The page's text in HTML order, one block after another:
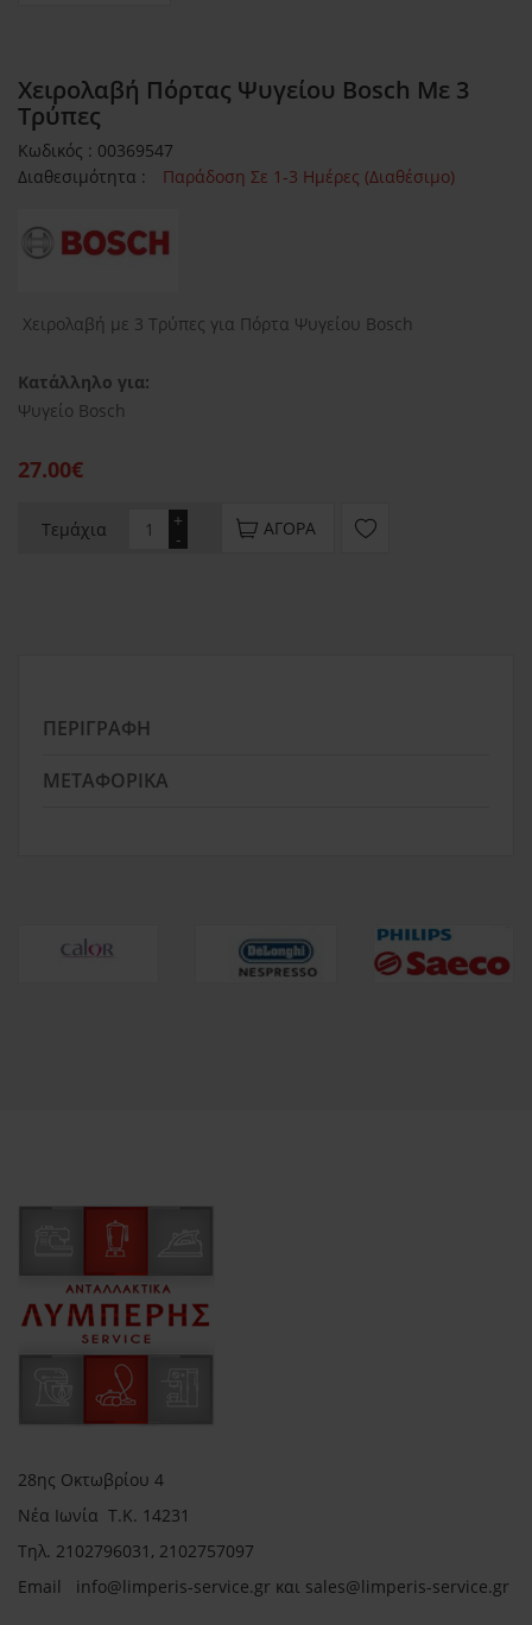
Χειρολαβή Πόρτας Ψυγείου Bosch Με 3
Τρύπες
Κωδικός : 00369547
Διαθεσιμότητα :
Παράδοση Σε 1-3 Ημέρες (Διαθέσιμο)
Χειρολαβή με 3 Τρύπες για Πόρτα Ψυγείου Bosch
Κατάλληλο για:
Ψυγείο Bosch
27.00€
Τεμάχια -
+ ΑΓΟΡΆ
ΠΕΡΙΓΡΑΦΉ
ΜΕΤΑΦΟΡΙΚΆ
28ης Οκτωβρίου 4
Νέα Ιωνία Τ.Κ. 14231
Τηλ. 2102796031, 2102757097
Email info@limperis-service.gr και sales@limperis-service.gr